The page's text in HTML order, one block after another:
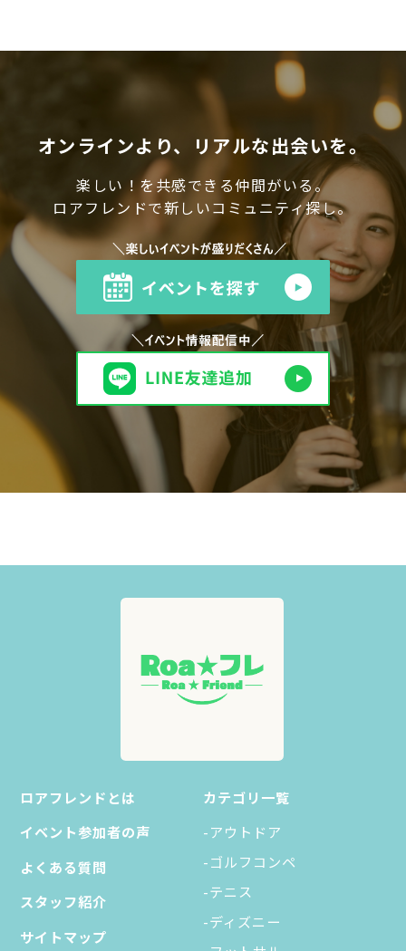
オンラインより、リアルな出会いを。
楽しい！を共感できる仲間がいる。
ロアフレンドで新しいコミュニティ探し。
ロアフレンドとは
イベント参加者の声
よくある質問
スタッフ紹介
サイトマップ
カテゴリ一覧
-アウトドア
-ゴルフコンペ
-テニス
-ディズニー